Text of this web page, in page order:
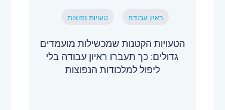
ראיון עבודה טעויות נפוצות
הטעויות הקטנות שמכשילות מועמדים
גדולים: כך תעברו ראיון עבודה בלי
ליפול למלכודות הנפוצות